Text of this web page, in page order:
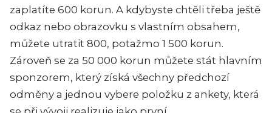
zaplatíte 600 korun. A kdybyste chtěli třeba ještě
odkaz nebo obrazovku s vlastním obsahem,
můžete utratit 800, potažmo 1 500 korun.
Zároveň se za 50 000 korun můžete stát hlavním
sponzorem, který získá všechny předchozí
odměny a jednou vybere položku z ankety, která